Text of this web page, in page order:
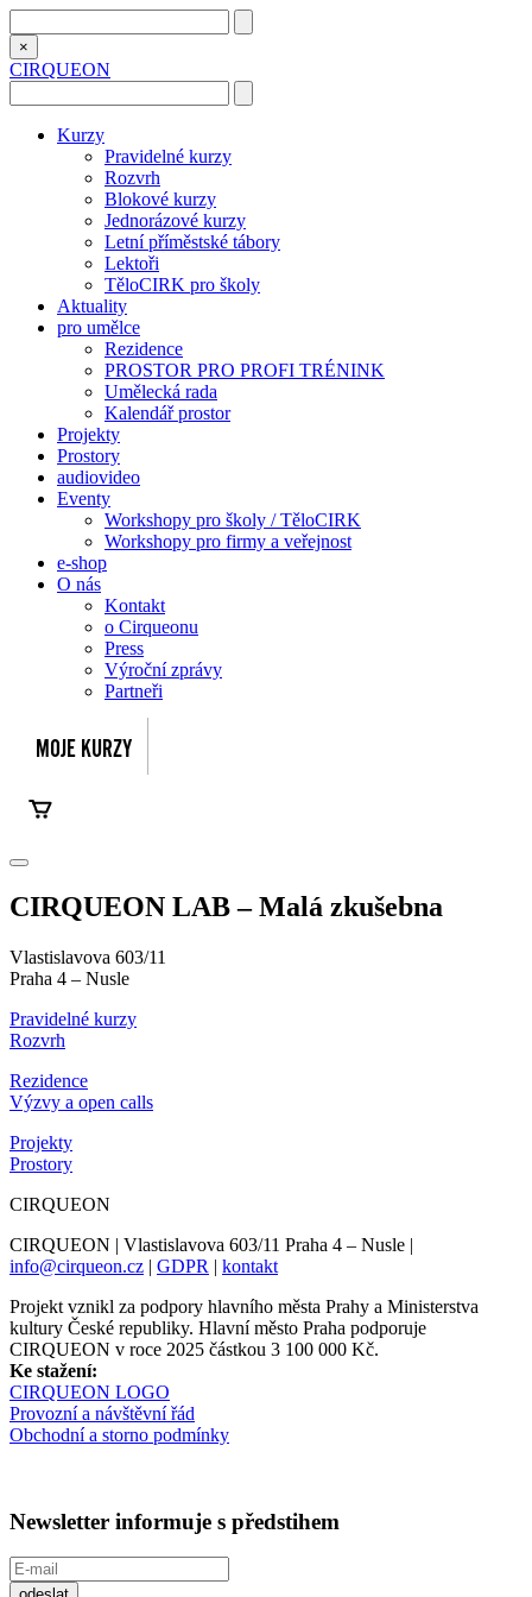
×
CIRQUEON
Kurzy
Pravidelné kurzy
Rozvrh
Blokové kurzy
Jednorázové kurzy
Letní příměstské tábory
Lektoři
TěloCIRK pro školy
Aktuality
pro umělce
Rezidence
PROSTOR PRO PROFI TRÉNINK
Umělecká rada
Kalendář prostor
Projekty
Prostory
audiovideo
Eventy
Workshopy pro školy / TěloCIRK
Workshopy pro firmy a veřejnost
e-shop
O nás
Kontakt
o Cirqueonu
Press
Výroční zprávy
Partneři
CIRQUEON LAB – Malá zkušebna
Vlastislavova 603/11
Praha 4 – Nusle
Pravidelné kurzy
Rozvrh
Rezidence
Výzvy a open calls
Projekty
Prostory
CIRQUEON
CIRQUEON | Vlastislavova 603/11 Praha 4 – Nusle |
info@cirqueon.cz | GDPR | kontakt
Projekt vznikl za podpory hlavního města Prahy a Ministerstva
kultury České republiky. Hlavní město Praha podporuje
CIRQUEON v roce 2025 částkou 3 100 000 Kč.
Ke stažení:
CIRQUEON LOGO
Provozní a návštěvní řád
Obchodní a storno podmínky
Newsletter informuje s předstihem